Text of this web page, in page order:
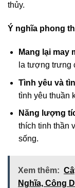
thủy.
Ý nghĩa phong
Mang lại may
la tượng trưng
Tình yêu và
tình yêu thuần
Năng lượng
thích tinh thần
sống.
Xem thêm:
Nghĩa, Công